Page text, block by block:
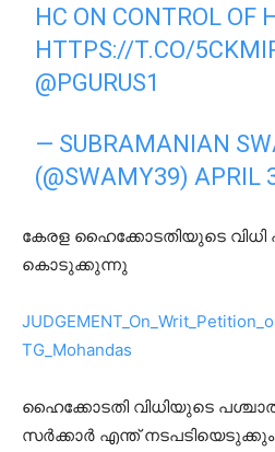
HC ON CONTROL OF
HTTPS://T.CO/
@PGURUS1
— SUBRAMANIAN
(@SWAMY39)APRIL
കേരള ഹൈക്കോടതിയുടെ വിധി
കൊടുക്കുന്നു
TG_Mohandas
ഹൈക്കോടതി വിധിയുടെ
സർക്കാർ എന്ത്